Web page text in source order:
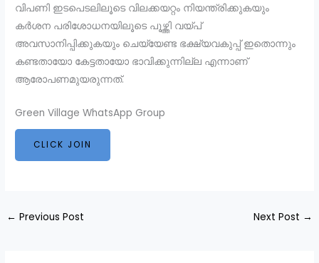
വിപണി ഇടപെടലിലൂടെ വിലക്കയറ്റം നിയന്ത്രിക്കുകയും
കർശന പരിശോധനയിലൂടെ പൂഴ്ത്തി വയ്പ്
അവസാനിപ്പിക്കുകയും ചെയ്യേണ്ട ഭക്ഷ്യവകുപ്പ് ഇതൊന്നും
കണ്ടതായോ കേട്ടതായോ ഭാവിക്കുന്നില്ല എന്നാണ്
ആരോപണമുയരുന്നത്.
Green Village WhatsApp Group
CLICK JOIN
← Previous Post Next Post →